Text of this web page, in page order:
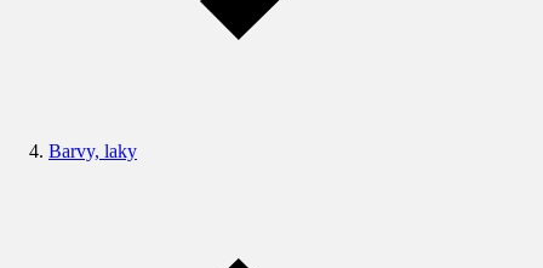
Barvy, laky